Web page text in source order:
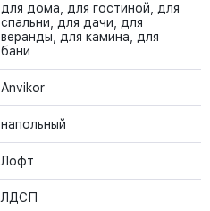
для дома, для гостиной, для
спальни, для дачи, для
веранды, для камина, для
бани
Anvikor
напольный
Лофт
ЛДСП